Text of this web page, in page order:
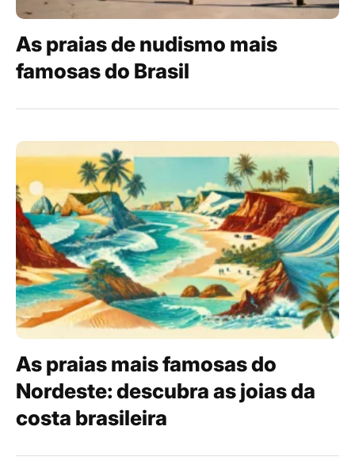
As praias de nudismo mais
famosas do Brasil
As praias mais famosas do
Nordeste: descubra as joias da
costa brasileira